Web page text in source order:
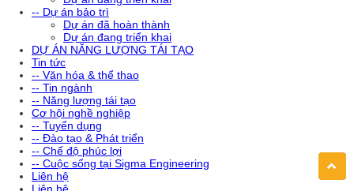
-- Dự án bảo trì
Dự án đã hoàn thành
Dự án đang triển khai
DỰ ÁN NĂNG LƯỢNG TÁI TẠO
Tin tức
-- Văn hóa & thể thao
-- Tin ngành
-- Năng lượng tái tạo
Cơ hội nghề nghiệp
-- Tuyển dụng
-- Đào tạo & Phát triển
-- Chế độ phúc lợi
-- Cuộc sống tại Sigma Engineering
Liên hệ
Liên hệ